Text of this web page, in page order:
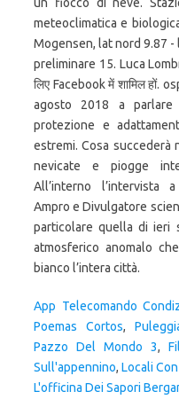
App Telecomando
Poemas Cortos,
Pazzo Del Mondo 3,
Sull'appennino, Locali
L'officina Dei Sapori